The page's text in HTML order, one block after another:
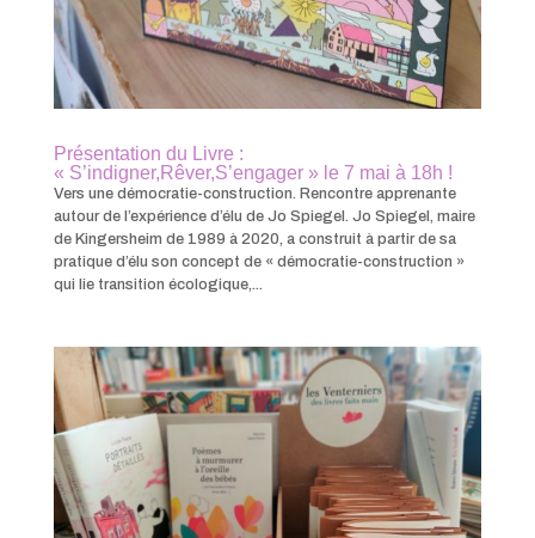
Présentation du Livre :
« S’indigner,Rêver,S’engager » le 7 mai à 18h !
Vers une démocratie-construction. Rencontre apprenante
autour de l’expérience d’élu de Jo Spiegel. Jo Spiegel, maire
de Kingersheim de 1989 à 2020, a construit à partir de sa
pratique d’élu son concept de « démocratie-construction »
qui lie transition écologique,...